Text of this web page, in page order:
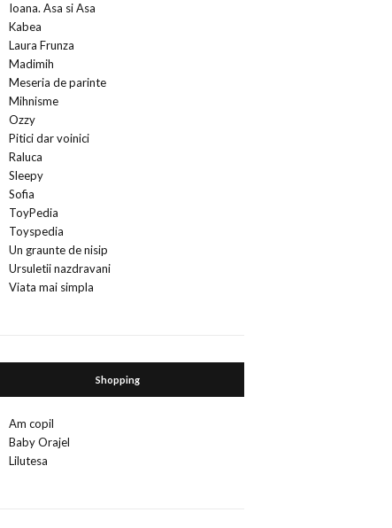
Ioana. Asa si Asa
Kabea
Laura Frunza
Madimih
Meseria de parinte
Mihnisme
Ozzy
Pitici dar voinici
Raluca
Sleepy
Sofia
ToyPedia
Toyspedia
Un graunte de nisip
Ursuletii nazdravani
Viata mai simpla
Shopping
Am copil
Baby Orajel
Lilutesa